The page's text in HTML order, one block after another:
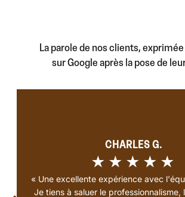
La parole de nos clients,
sur Google après la pose de
CHARLES G.
★★★★★
« Une excellente expérience avec
Je tiens à saluer le professionnalisme,